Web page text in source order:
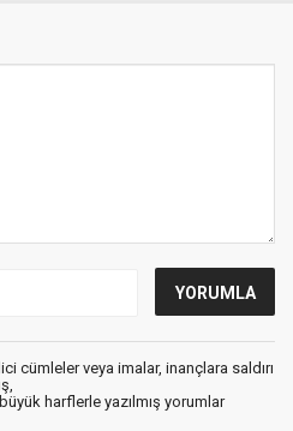
cümleler veya imalar, inançlara saldırı
harflerle yazılmış yorumlar